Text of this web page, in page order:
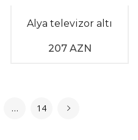
Alya televizor altı
207 AZN
… 14